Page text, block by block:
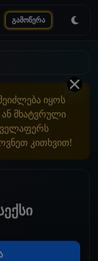
გამოწერა
იყოს
მხატვრული
კითხვით!